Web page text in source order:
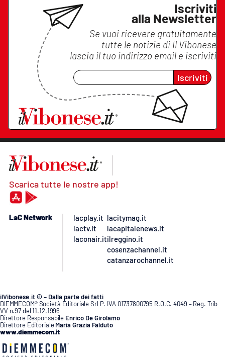
Iscriviti
alla Newsletter
Se vuoi ricevere gratuitamente
tutte le notizie di Il Vibonese
lascia il tuo indirizzo email e iscriviti
Iscriviti
Scarica tutte le nostre app!
LaC Network
lacplay.it
lactv.it
laconair.it
lacitymag.it
lacapitalenews.it
ilreggino.it
cosenzachannel.it
catanzarochannel.it
ilVibonese.it © – Dalla parte dei fatti
DIEMMECOM® Società Editoriale Srl P. IVA 01737800795 R.O.C. 4049 – Reg. Trib
VV n.97 del 11.12.1996
Direttore Responsabile Enrico De Girolamo
Direttore Editoriale Maria Grazia Falduto
www.diemmecom.it